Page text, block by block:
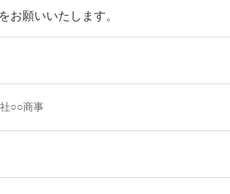
お願いいたします。
○○商事